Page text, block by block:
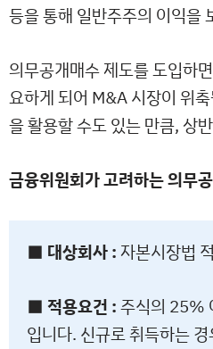
등을 통해 일반주주의 이익을
의무공개매수 제도를 도입하
요하게 되어 M&A 시장이 위
을 활용할 수도 있는 만큼, 상
금융위원회가 고려하는 의무
■ 대상회사 : 자본시장법
■ 적용요건 :주식의 25%
입니다. 신규로 취득하는